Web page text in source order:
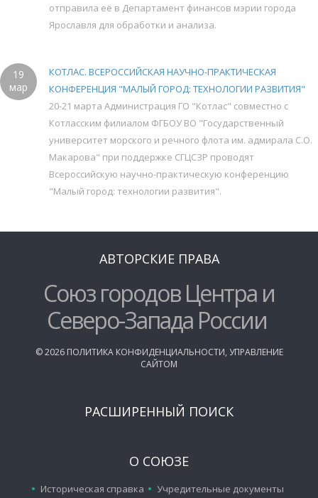
отправила её в Департамент финансов мэрии города
Ярославля для обработки и анализа.
19
мар
КОТЛАС. ВСЕРОССИЙСКАЯ НАУЧНО-ПРАКТИЧЕСКАЯ
КОНФЕРЕНЦИЯ "МАЛЫЙ ГОРОД: ТЕХНОЛОГИИ РАЗВИТИЯ"
20-21 марта Администрация ГО "Котлас" совместно с
Котласским филиалом ФГБОУ ВО "Государственный
университет морского и речного флота им. адмирала С.О.
Макарова" при поддержке СГЦСЗР проводят
Всероссийскую научно-практическую конференцию
"Малый город: технологии развития".
АВТОРСКИЕ ПРАВА
Союз городов Центра и
Северо-Запада России
©2026 ПОЛИТИКА КОНФИДЕНЦИАЛЬНОСТИ, УПРАВЛЕНИЕ
САЙТОМ
РАСШИРЕННЫЙ ПОИСК
О СОЮЗЕ
Историческая справка Учредительные документы